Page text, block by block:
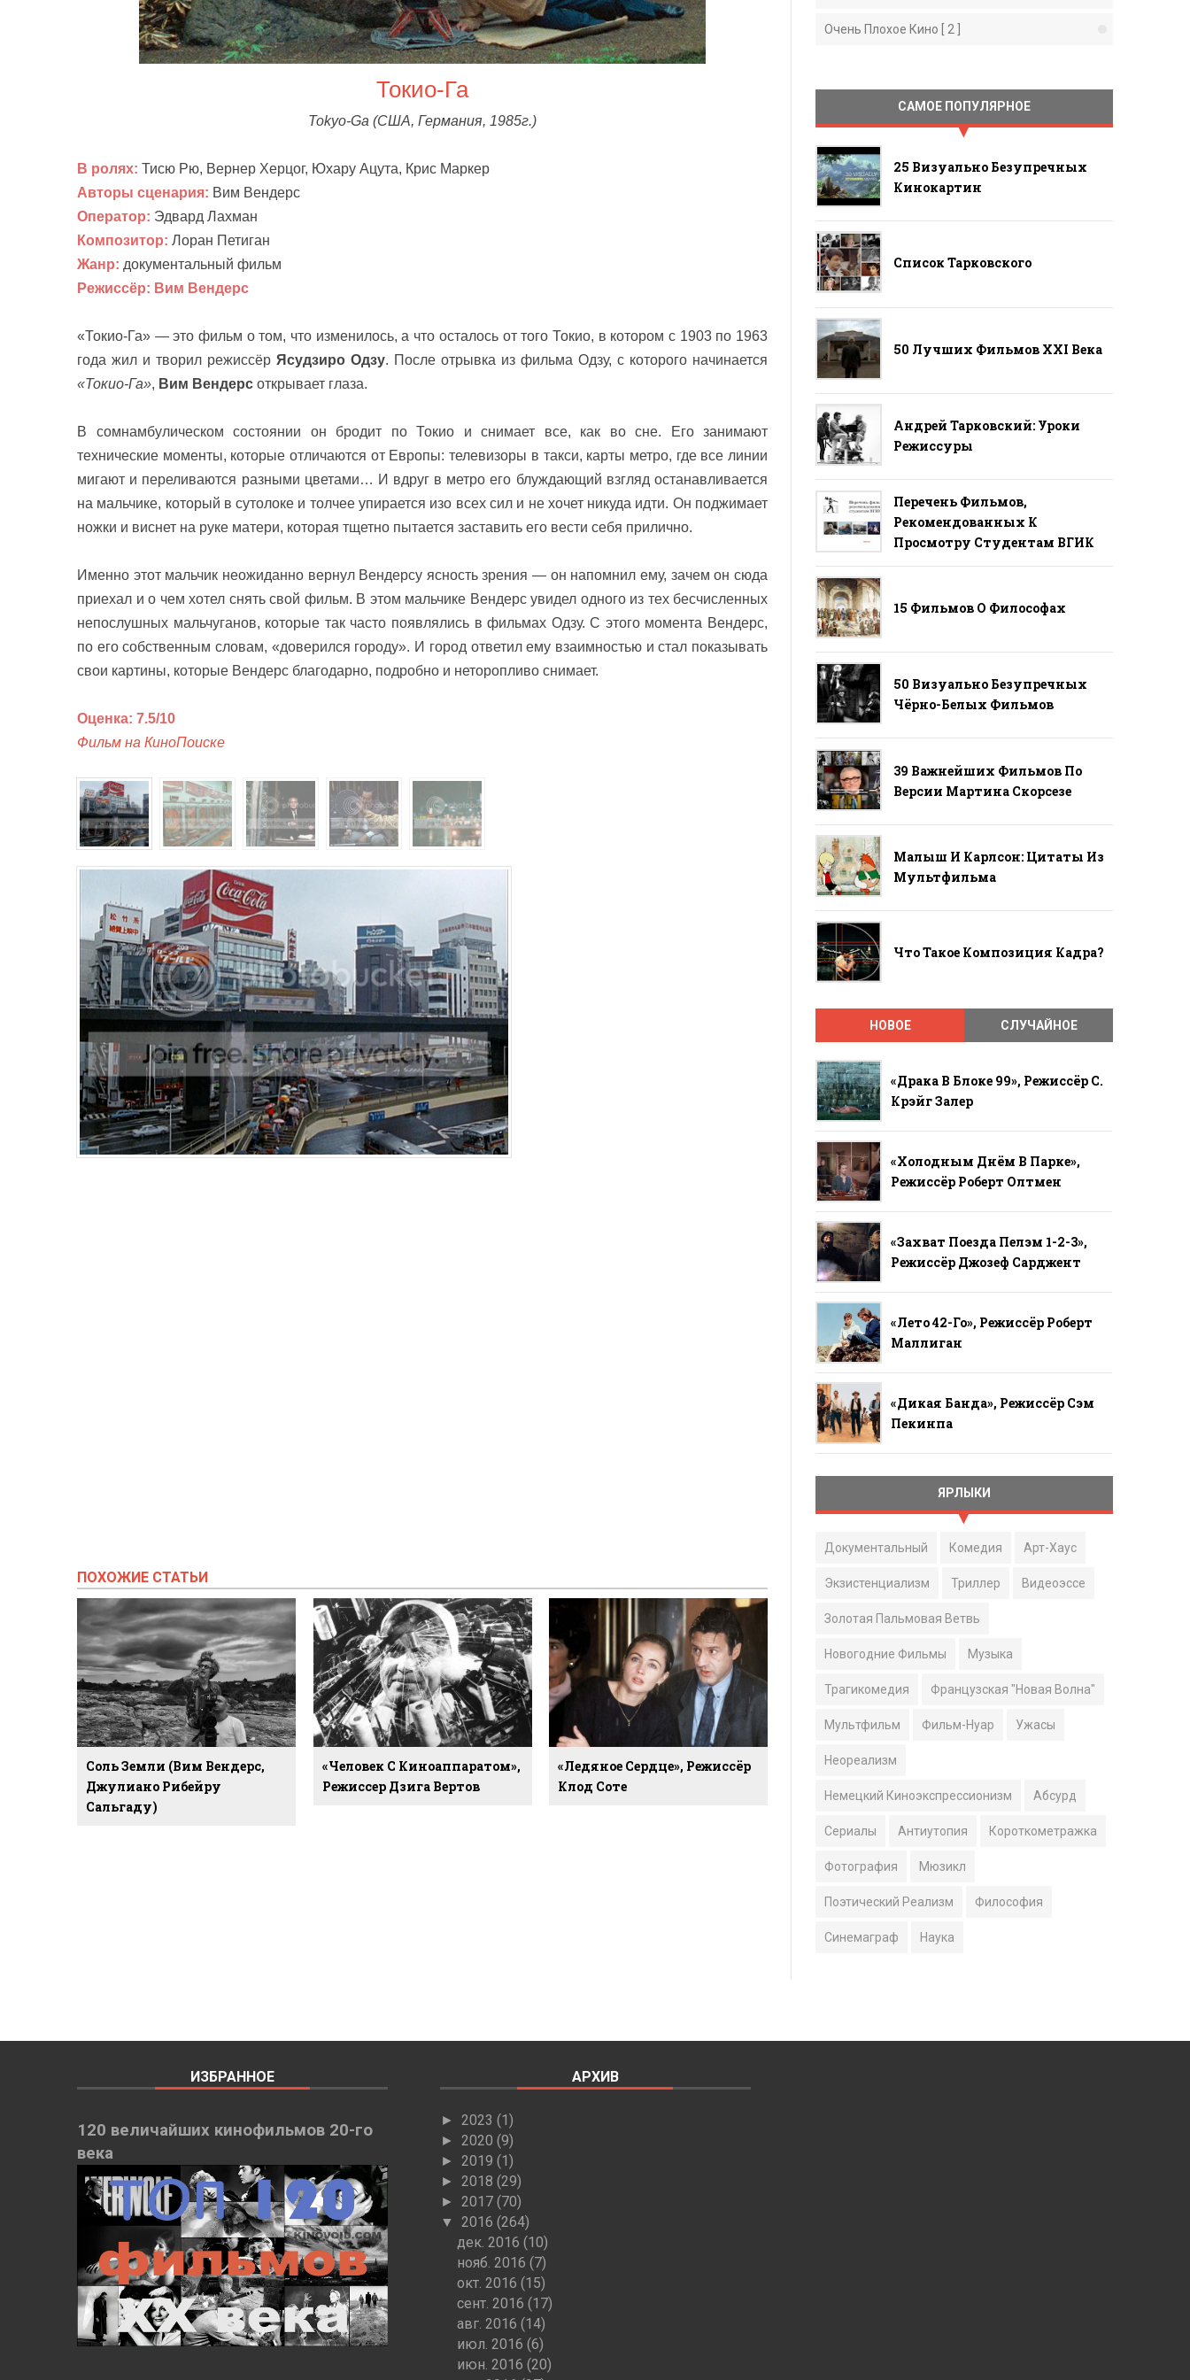
Токио-Га
Tokyo-Ga (США, Германия, 1985г.)
В ролях: Тисю Рю, Вернер Херцог, Юхару Ацута, Крис Маркер
Авторы сценария: Вим Вендерс
Оператор: Эдвард Лахман
Композитор: Лоран Петиган
Жанр: документальный фильм
Режиссёр: Вим Вендерс
«Токио-Га» — это фильм о том, что изменилось, а что осталось от того Токио, в котором с 1903 по 1963
года жил и творил режиссёр Ясудзиро Одзу. После отрывка из фильма Одзу, с которого начинается
«Токио-Га», Вим Вендерс открывает глаза.
В сомнамбулическом состоянии он бродит по Токио и снимает все, как во сне. Его занимают
технические моменты, которые отличаются от Европы: телевизоры в такси, карты метро, где все линии
мигают и переливаются разными цветами… И вдруг в метро его блуждающий взгляд останавливается
на мальчике, который в сутолоке и толчее упирается изо всех сил и не хочет никуда идти. Он поджимает
ножки и виснет на руке матери, которая тщетно пытается заставить его вести себя прилично.
Именно этот мальчик неожиданно вернул Вендерсу ясность зрения — он напомнил ему, зачем он сюда
приехал и о чем хотел снять свой фильм. В этом мальчике Вендерс увидел одного из тех бесчисленных
непослушных мальчуганов, которые так часто появлялись в фильмах Одзу. С этого момента Вендерс,
по его собственным словам, «доверился городу». И город ответил ему взаимностью и стал показывать
свои картины, которые Вендерс благодарно, подробно и неторопливо снимает.
Оценка: 7.5/10
Фильм на КиноПоиске
ПОХОЖИЕ СТАТЬИ
Соль Земли (Вим Вендерс,
Джулиано Рибейру
Сальгаду)
«Человек С Киноаппаратом»,
Режиссер Дзига Вертов
«Ледяное Сердце», Режиссёр
Клод Соте
Очень Плохое Кино [ 2 ]
САМОЕ ПОПУЛЯРНОЕ
25 Визуально Безупречных
Кинокартин
Список Тарковского
50 Лучших Фильмов ХХI Века
Андрей Тарковский: Уроки
Режиссуры
Перечень Фильмов,
Рекомендованных К
Просмотру Студентам ВГИК
15 Фильмов О Философах
50 Визуально Безупречных
Чёрно-Белых Фильмов
39 Важнейших Фильмов По
Версии Мартина Скорсезе
Малыш И Карлсон: Цитаты Из
Мультфильма
Что Такое Композиция Кадра?
НОВОЕ СЛУЧАЙНОЕ
«Драка В Блоке 99», Режиссёр С.
Крэйг Залер
«Холодным Днём В Парке»,
Режиссёр Роберт Олтмен
«Захват Поезда Пелэм 1-2-3»,
Режиссёр Джозеф Сарджент
«Лето 42-Го», Режиссёр Роберт
Маллиган
«Дикая Банда», Режиссёр Сэм
Пекинпа
ЯРЛЫКИ
Документальный Комедия Арт-Хаус
Экзистенциализм Триллер Видеоэссе
Золотая Пальмовая Ветвь
Новогодние Фильмы Музыка
Трагикомедия Французская "Новая Волна"
Мультфильм Фильм-Нуар Ужасы
Неореализм
Немецкий Киноэкспрессионизм Абсурд
Сериалы Антиутопия Короткометражка
Фотография Мюзикл
Поэтический Реализм Философия
Синемаграф Наука
ИЗБРАННОЕ
120 величайших кинофильмов 20-го
века
АРХИВ
► 2023 (1)
► 2020 (9)
► 2019 (1)
► 2018 (29)
► 2017 (70)
▼ 2016 (264)
дек. 2016 (10)
нояб. 2016 (7)
окт. 2016 (15)
сент. 2016 (17)
авг. 2016 (14)
июл. 2016 (6)
июн. 2016 (20)